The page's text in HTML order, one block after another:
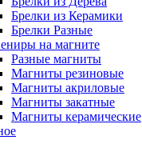
Брелки из Керамики
Брелки Разные
на магните
Разные магниты
Магниты резиновые
Магниты акриловые
Магниты закатные
Магниты керамические